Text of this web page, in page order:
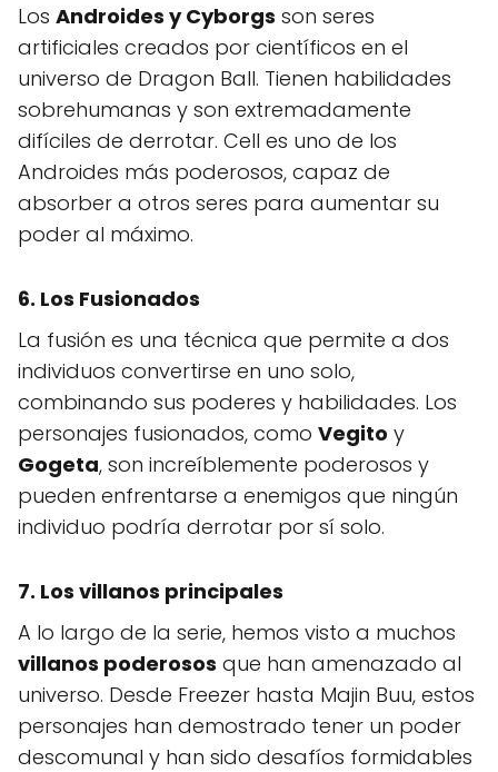
Los Androides y Cyborgs son seres
artificiales creados por científicos en el
universo de Dragon Ball. Tienen habilidades
sobrehumanas y son extremadamente
difíciles de derrotar. Cell es uno de los
Androides más poderosos, capaz de
absorber a otros seres para aumentar su
poder al máximo.
6. Los Fusionados
La fusión es una técnica que permite a dos
individuos convertirse en uno solo,
combinando sus poderes y habilidades. Los
personajes fusionados, como Vegito y
Gogeta, son increíblemente poderosos y
pueden enfrentarse a enemigos que ningún
individuo podría derrotar por sí solo.
7. Los villanos principales
A lo largo de la serie, hemos visto a muchos
villanos poderosos que han amenazado al
universo. Desde Freezer hasta Majin Buu, estos
personajes han demostrado tener un poder
descomunal y han sido desafíos formidables